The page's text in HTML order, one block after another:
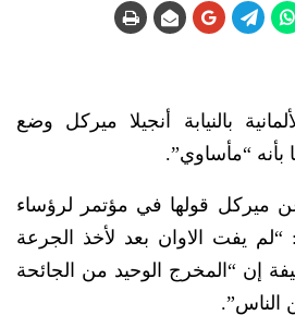
بالنيابة أنجيلا ميركل وضع
بأنه “مأساوي”.
ميركل قولها في مؤتمر لرؤساء
“لم يفت الاوان بعد لأخذ الجرعة
إن “المخرج الوحيد من الجائحة
الناس”.